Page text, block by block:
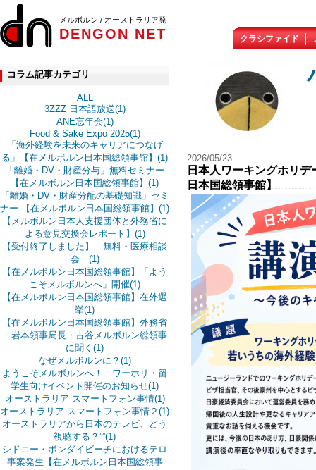
メルボルン / オーストラリア発
DENGON NET クラシファイド
コラム記事カテゴリ
ALL
3ZZZ 日本語放送(1)
ANE忘年会(1)
Food & Sake Expo 2025(1)
「海外経験を未来のキャリアにつなげ
る」【在メルボルン日本国総領事館】(1)
「離婚・DV・財産分与」無料セミナー
【在メルボルン日本国総領事館】(1)
「離婚・DV・財産分配の基礎知識」セミ
ナー 【在メルボルン日本国総領事館】(1)
【メルボルン日本人支援団体と外務省に
よる意見交換会レポート】(1)
【受付終了しました】 無料・医療相談
会 (1)
【在メルボルン日本国総領事館】「よう
こそメルボルンへ」開催(1)
【在メルボルン日本国総領事館】在外選
挙(1)
【在メルボルン日本国総領事館】外務省
岩本領事局長・古谷メルボルン総領事
に聞く(1)
なぜメルボルンに？(1)
ようこそメルボルンへ！ ワーホリ・留
学生向けイベント開催のお知らせ(1)
オーストラリア スマートフォン事情(1)
オーストラリア スマートフォン事情２(1)
オーストラリアから日本のテレビ、どう
視聴する？””(1)
シドニー・ボンダイビーチにおけるテロ
事案発生【在メルボルン日本国総領事
2026/05/23
日本人ワーキングホリ
日本国総領事館】